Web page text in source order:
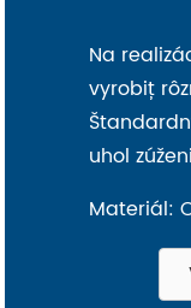
Na
vyrobiť
uhol
Materiál: